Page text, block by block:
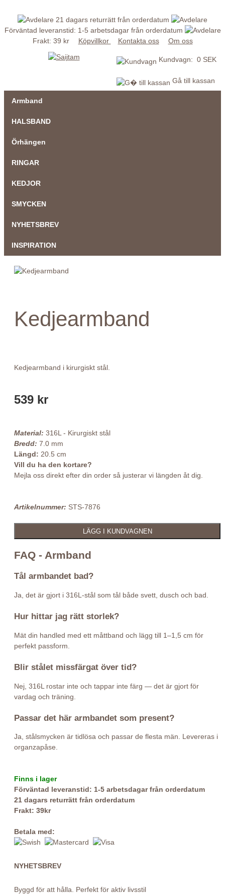
21 dagars returrätt från orderdatum
Förväntad leveranstid: 1-5 arbetsdagar från orderdatum
Frakt: 39 kr
Köpvillkor Kontakta oss Om oss
Kundvagn: 0 SEK
Gå till kassan
Armband
HALSBAND
Örhängen
RINGAR
KEDJOR
SMYCKEN
NYHETSBREV
INSPIRATION
Kedjearmband
Kedjearmband i kirurgiskt stål.
539 kr
Material: 316L - Kirurgiskt stål
Bredd:7.0 mm
Längd: 20.5 cm
Vill du ha den kortare?
Mejla oss direkt efter din order så justerar vi längden åt dig.
Artikelnummer: STS-7876
FAQ - Armband
Tål armbandet bad?
Ja, det är gjort i 316L-stål som tål både svett, dusch och bad.
Hur hittar jag rätt storlek?
Mät din handled med ett måttband och lägg till 1–1,5 cm för
perfekt passform.
Blir stålet missfärgat över tid?
Nej, 316L rostar inte och tappar inte färg — det är gjort för
vardag och träning.
Passar det här armbandet som present?
Ja, stålsmycken är tidlösa och passar de flesta män. Levereras i
organzapåse.
Finns i lager
Förväntad leveranstid: 1-5 arbetsdagar från orderdatum
21 dagars returrätt från orderdatum
Frakt: 39kr
Betala med:
NYHETSBREV
Byggd för att hålla. Perfekt för aktiv livsstil